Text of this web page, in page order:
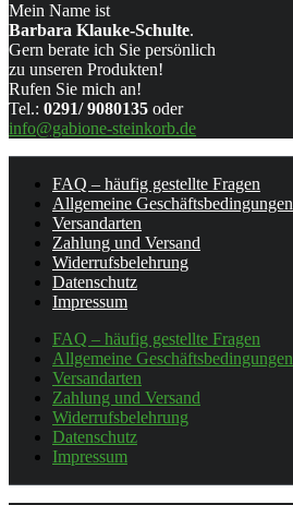
Mein Name ist
Barbara Klauke-Schulte.
Gern berate ich Sie persönlich
zu unseren Produkten!
Rufen Sie mich an!
Tel.: 0291/ 9080135 oder
info@gabione-steinkorb.de
FAQ – häufig gestellte Fragen
Allgemeine Geschäftsbedingungen
Versandarten
Zahlung und Versand
Widerrufsbelehrung
Datenschutz
Impressum
FAQ – häufig gestellte Fragen
Allgemeine Geschäftsbedingungen
Versandarten
Zahlung und Versand
Widerrufsbelehrung
Datenschutz
Impressum